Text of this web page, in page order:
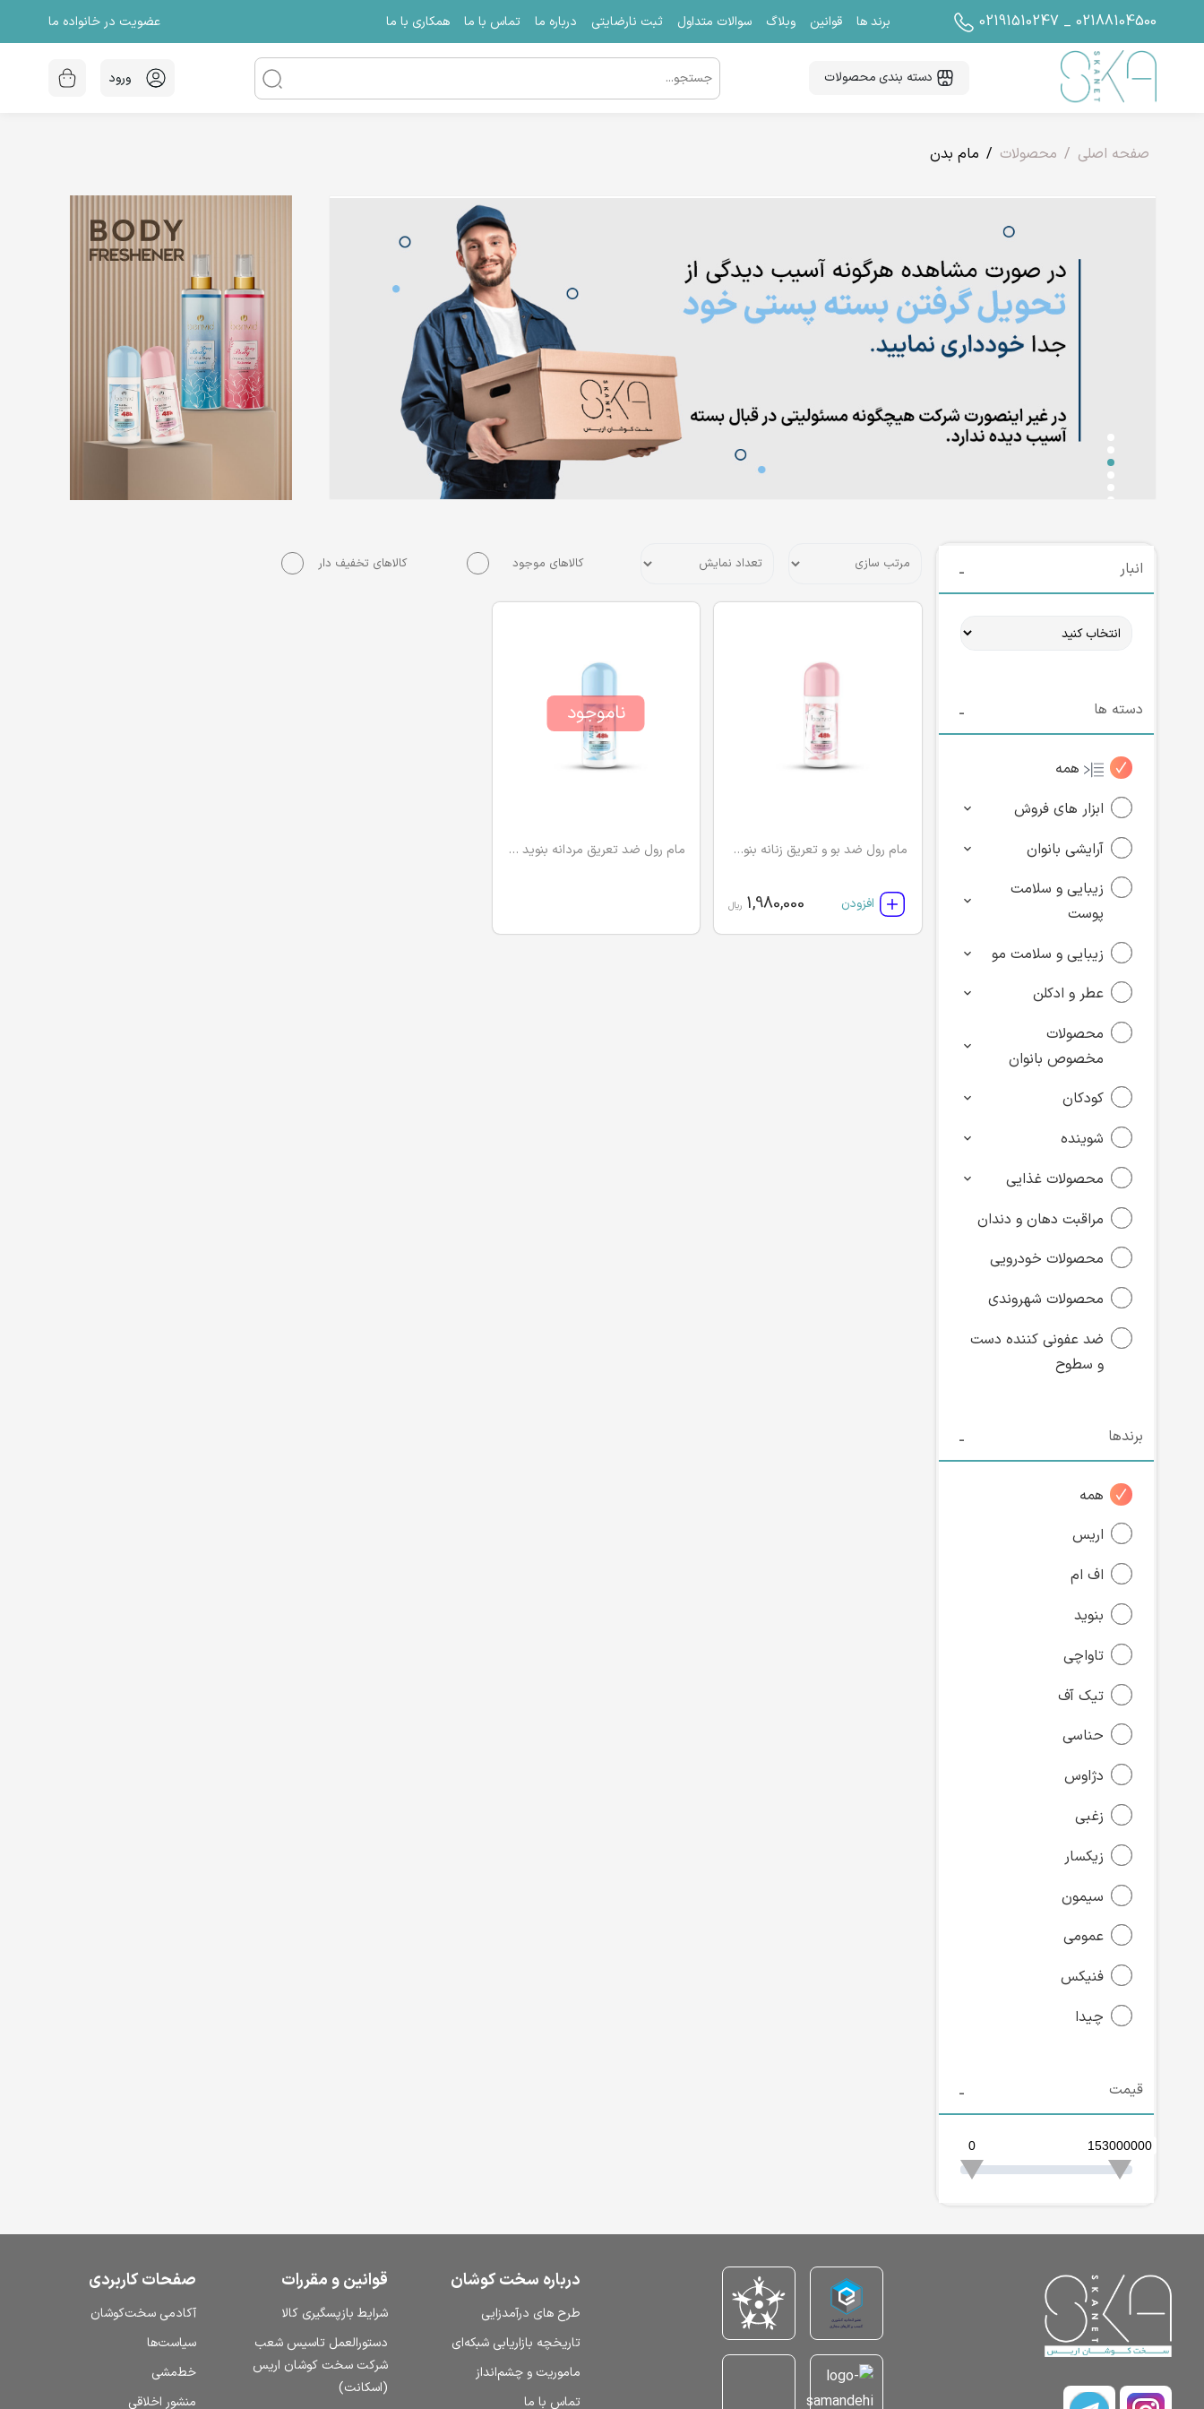
02191510247 _ 02188104500 برند ها قوانین وبلاگ سوالات متداول ثبت نارضایتی درباره ما تماس با ما همکاری با ما عضویت در خانواده ما
دسته بندی محصولات ورود
صفحه اصلی محصولات مام بدن
انبار
دسته ها
همه
ابزار های فروش
آرایشی بانوان
زیبایی و سلامت
پوست
زیبایی و سلامت مو
عطر و ادکلن
محصولات
مخصوص بانوان
کودکان
شوینده
محصولات غذایی
مراقبت دهان و دندان
محصولات خودرویی
محصولات شهروندی
ضد عفونی کننده دست
و سطوح
برندها
همه
اریس
اف ام
بنوید
تاواچی
تیک آف
حناسی
دژاوس
زغبی
زیکسار
سیمون
عمومی
فنیکس
چیدا
قیمت
0 153000000
کالاهای موجود کالاهای تخفیف دار
مام رول ضد بو و تعریق زنانه بنوید 75 میل
افزودن 1,980,000 ریال
ناموجود
مام رول ضد تعریق مردانه بنوید 75 میل
درباره سخت کوشان
طرح‌ های درآمدزایی
تاریخچه بازاریابی شبکه‌ای
ماموریت و چشم‌انداز
تماس با ما
قوانین و مقررات
شرایط بازپسگیری کالا
دستورالعمل تاسیس شعب
شرکت سخت کوشان اریس
(اسکانت)
صفحات کاربردی
آکادمی سخت‌کوشان
سیاست‌ها
خط‌مشی
منشور اخلاقی